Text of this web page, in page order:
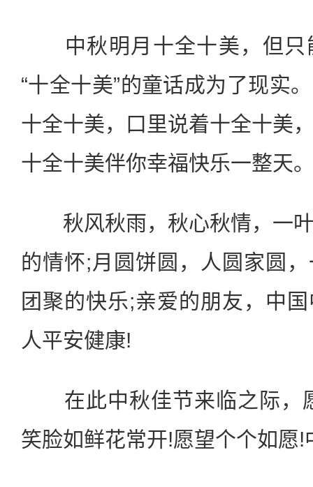
中秋明月十全十美，但只
“十全十美”的童话成为了现实
十全十美，口里说着十全十美
十全十美伴你幸福快乐一整天
秋风秋雨，秋心秋情，一叶
的情怀;月圆饼圆，人圆家圆
团聚的快乐;亲爱的朋友，中
人平安健康!
在此中秋佳节来临之际，
笑脸如鲜花常开!愿望个个如愿!